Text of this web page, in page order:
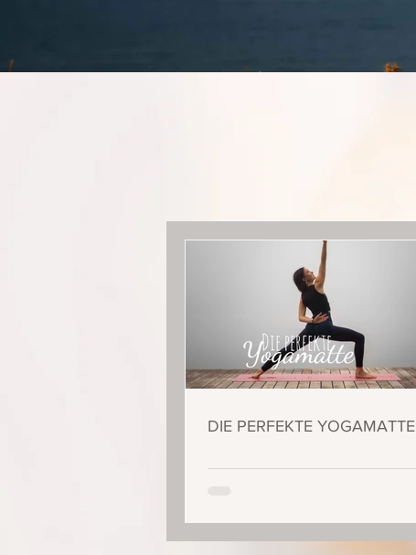
DIE PERFEKTE YOGAMATTE